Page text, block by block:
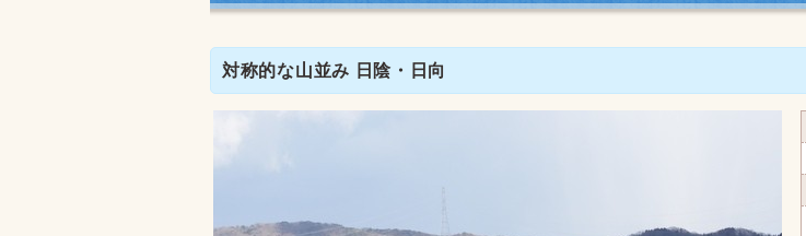
対称的な山並み 日陰・日向